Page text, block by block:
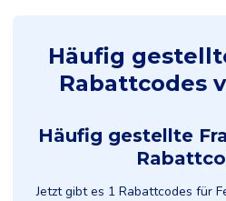
Häufig
Rabattcodes
Häufig gestellte
Jetzt gibt es 1 Rabattcodes für